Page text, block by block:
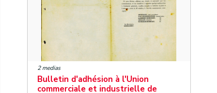
2 medias
Bulletin d'adhésion à l'Union
commerciale et industrielle de